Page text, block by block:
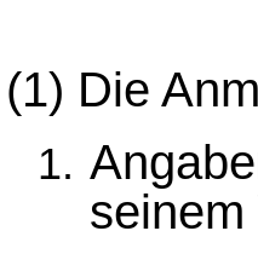
(1) Die